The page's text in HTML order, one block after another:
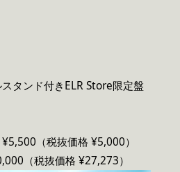
スタンド付きELR Store限定盤
（税抜価格 ¥5,000）
（税抜価格 ¥27,273）